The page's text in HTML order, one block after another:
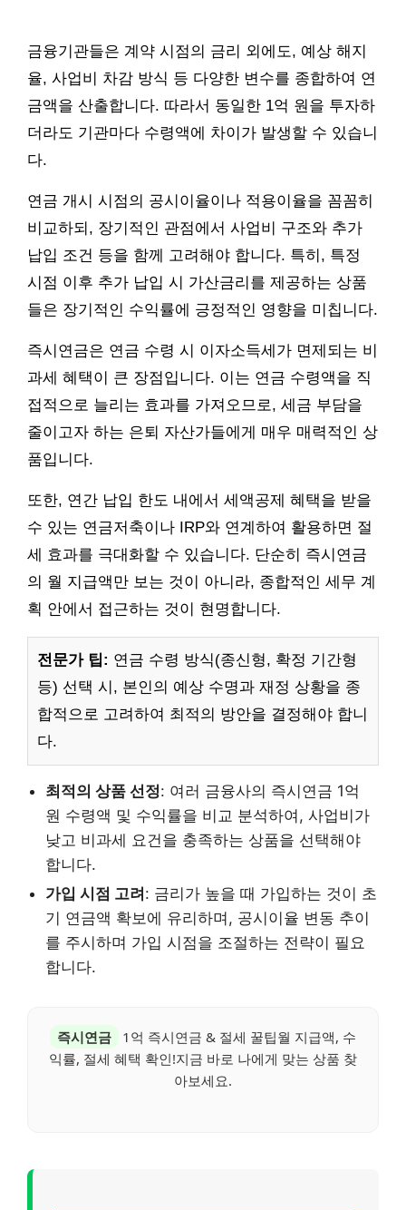
금융기관들은 계약 시점의 금리 외에도, 예상 해지
율, 사업비 차감 방식 등 다양한 변수를 종합하여 연
금액을 산출합니다. 따라서 동일한 1억 원을 투자하
더라도 기관마다 수령액에 차이가 발생할 수 있습니
다.
연금 개시 시점의 공시이율이나 적용이율을 꼼꼼히
비교하되, 장기적인 관점에서 사업비 구조와 추가
납입 조건 등을 함께 고려해야 합니다. 특히, 특정
시점 이후 추가 납입 시 가산금리를 제공하는 상품
들은 장기적인 수익률에 긍정적인 영향을 미칩니다.
즉시연금은 연금 수령 시 이자소득세가 면제되는 비
과세 혜택이 큰 장점입니다. 이는 연금 수령액을 직
접적으로 늘리는 효과를 가져오므로, 세금 부담을
줄이고자 하는 은퇴 자산가들에게 매우 매력적인 상
품입니다.
또한, 연간 납입 한도 내에서 세액공제 혜택을 받을
수 있는 연금저축이나 IRP와 연계하여 활용하면 절
세 효과를 극대화할 수 있습니다. 단순히 즉시연금
의 월 지급액만 보는 것이 아니라, 종합적인 세무 계
획 안에서 접근하는 것이 현명합니다.
전문가 팁: 연금 수령 방식(종신형, 확정 기간형
등) 선택 시, 본인의 예상 수명과 재정 상황을 종
합적으로 고려하여 최적의 방안을 결정해야 합니
다.
최적의 상품 선정: 여러 금융사의 즉시연금 1억
원 수령액 및 수익률을 비교 분석하여, 사업비가
낮고 비과세 요건을 충족하는 상품을 선택해야
합니다.
가입 시점 고려: 금리가 높을 때 가입하는 것이 초
기 연금액 확보에 유리하며, 공시이율 변동 추이
를 주시하며 가입 시점을 조절하는 전략이 필요
합니다.
즉시연금
1억 즉시연금 & 절세 꿀팁월 지급액, 수
익률, 절세 혜택 확인!지금 바로 나에게 맞는 상품 찾
아보세요.